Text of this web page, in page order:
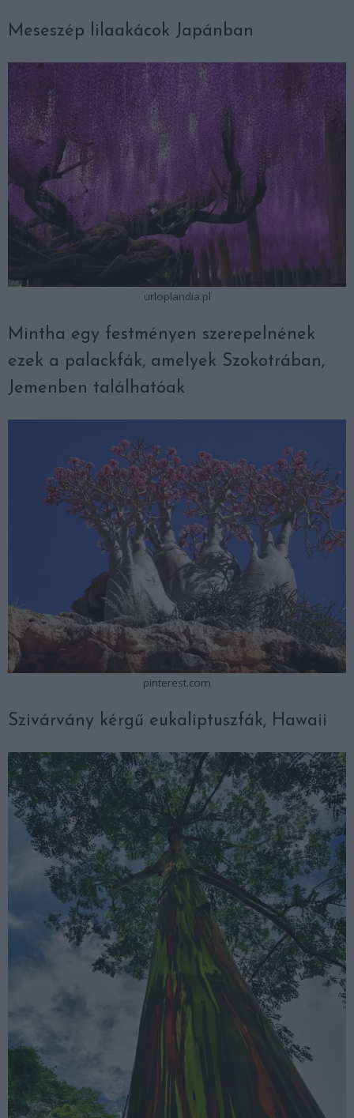
Meseszép lilaakácok Japánban
urloplandia.pl
Mintha egy festményen szerepelnének
ezek a palackfák, amelyek Szokotrában,
Jemenben találhatóak
pinterest.com
Szivárvány kérgű eukaliptuszfák, Hawaii